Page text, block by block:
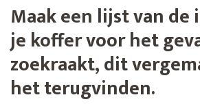
Maak een lijst van de
je koffer voor het
zoekraakt, dit
het terugvinden.